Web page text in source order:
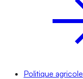
Politique agricole